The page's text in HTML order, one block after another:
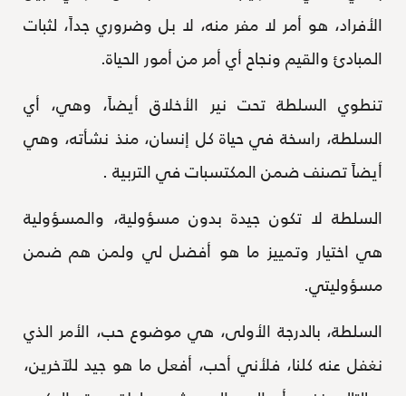
الأفراد، هو أمر لا مفر منه، لا بل وضروري جداً، لثبات
المبادئ والقيم ونجاح أي أمر من أمور الحياة.
تنطوي السلطة تحت نير الأخلاق أيضاً، وهي، أي
السلطة، راسخة في حياة كل إنسان، منذ نشأته، وهي
أيضاً تصنف ضمن المكتسبات في التربية .
السلطة لا تكون جيدة بدون مسؤولية، والمسؤولية
هي اختيار وتمييز ما هو أفضل لي ولمن هم ضمن
مسؤوليتي.
السلطة، بالدرجة الأولى، هي موضوع حب، الأمر الذي
نغفل عنه كلنا، فلأني أحب، أفعل ما هو جيد للآخرين،